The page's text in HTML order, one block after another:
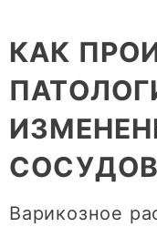
КАК
СОСУДОВ
Варикозное